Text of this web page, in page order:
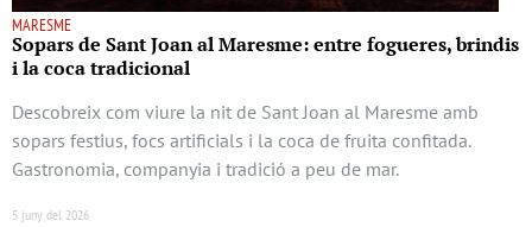
MARESME
Sopars de Sant Joan al Maresme: entre fogueres, brindis
i la coca tradicional
Descobreix com viure la nit de Sant Joan al Maresme amb
sopars festius, focs artificials i la coca de fruita confitada.
Gastronomia, companyia i tradició a peu de mar.
5 juny del 2026